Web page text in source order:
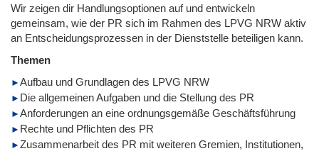
Wir zeigen dir Handlungsoptionen auf und entwickeln
gemeinsam, wie der PR sich im Rahmen des LPVG NRW aktiv
an Entscheidungsprozessen in der Dienststelle beteiligen kann.
Themen
Aufbau und Grundlagen des LPVG NRW
Die allgemeinen Aufgaben und die Stellung des PR
Anforderungen an eine ordnungsgemäße Geschäftsführung
Rechte und Pflichten des PR
Zusammenarbeit des PR mit weiteren Gremien, Institutionen,